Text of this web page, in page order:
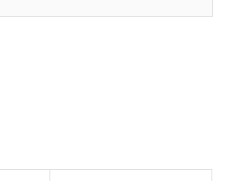
内におけるYouTube公式チャンネル